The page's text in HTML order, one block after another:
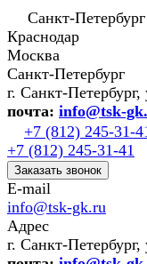
Санкт-Петербург
Краснодар
Москва
Санкт-Петербург
г. Санкт-
почта: info@tsk-
+7 (812) 245-31-
+7 (812) 245-31-41
Заказать звонок
E-mail
info@tsk-gk.ru
Адрес
г. Санкт-